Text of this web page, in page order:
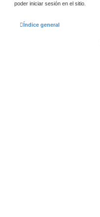
poder iniciar sesión en el sitio.
Índice general